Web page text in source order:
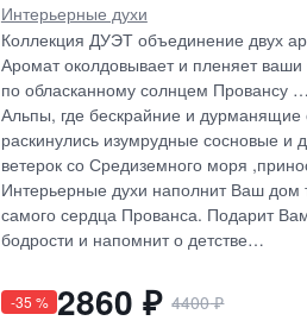
Интерьерные духи
Коллекция ДУЭТ объединение двух
Аромат околдовывает и пленяет ваши
по обласканному солнцем Провансу
Альпы, где бескрайние и
раскинулись изумрудные сосновые и
ветерок со Средиземного моря
Интерьерные духи наполнит Ваш
самого сердца Прованса. Подарит
бодрости и напомнит о детстве…
-35 % 2860 ₽4400₽